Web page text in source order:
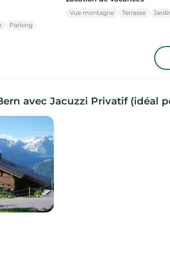
Parking
Vue montagne Terrasse
avec Jacuzzi Privatif (idéal